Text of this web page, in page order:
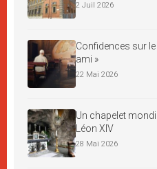
2 Juil 2026
Confidences sur
ami »
22 Mai 2026
Un chapelet
Léon XIV
28 Mai 2026